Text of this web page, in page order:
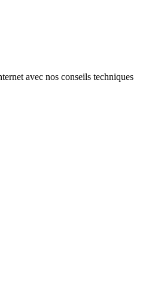
avec nos conseils techniques